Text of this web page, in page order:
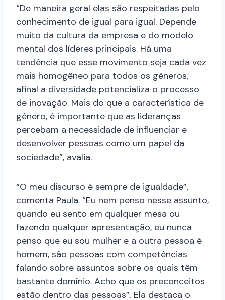
“De maneira geral elas são respeitadas pelo
conhecimento de igual para igual. Depende
muito da cultura da empresa e do modelo
mental dos líderes principais. Há uma
tendência que esse movimento seja cada vez
mais homogêneo para todos os gêneros,
afinal a diversidade potencializa o processo
de inovação. Mais do que a característica de
gênero, é importante que as lideranças
percebam a necessidade de influenciar e
desenvolver pessoas como um papel da
sociedade”, avalia.
“O meu discurso é sempre de igualdade”,
comenta Paula. “Eu nem penso nesse assunto,
quando eu sento em qualquer mesa ou
fazendo qualquer apresentação, eu nunca
penso que eu sou mulher e a outra pessoa é
homem, são pessoas com competências
falando sobre assuntos sobre os quais têm
bastante domínio. Acho que os preconceitos
estão dentro das pessoas”. Ela destaca o